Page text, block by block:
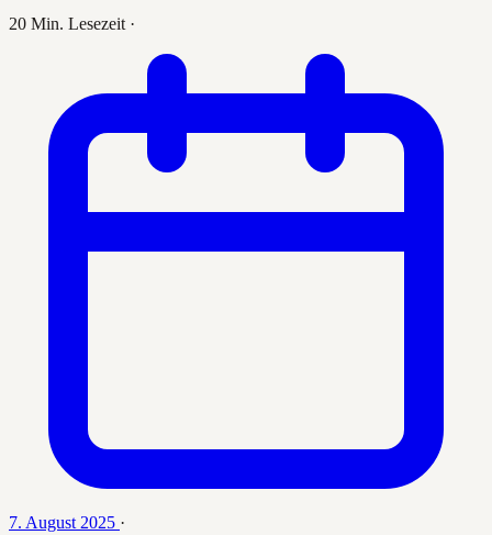
20 Min. Lesezeit ·
7. August 2025 ·